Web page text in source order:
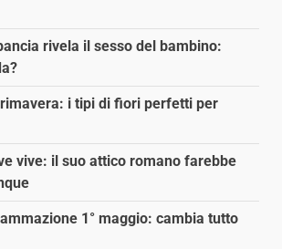
rivela il sesso del bambino:
i tipi di fiori perfetti per
vive: il suo attico romano farebbe
1° maggio: cambia tutto